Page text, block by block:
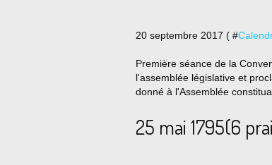
20 septembre 2017 ( #
Première séance de la
l'assemblée législative et
donné à l'Assemblée
25 mai 1795(6